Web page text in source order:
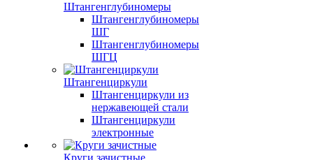
Штангенглубиномеры
Штангенглубиномеры
ШГ
Штангенглубиномеры
ШГЦ
Штангенциркули
Штангенциркули из
нержавеющей стали
Штангенциркули
электронные
Круги зачистные